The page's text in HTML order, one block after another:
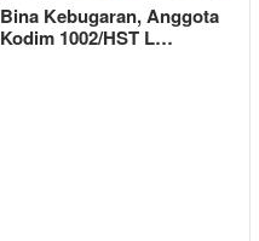
Bina Kebugaran, Anggota
Kodim 1002/HST L…